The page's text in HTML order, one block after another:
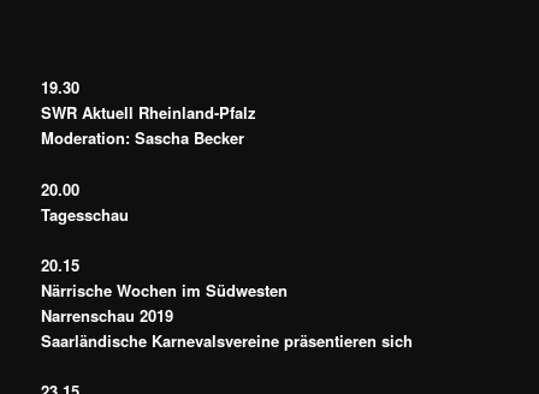
19.30
SWR Aktuell Rheinland-Pfalz
Moderation: Sascha Becker
20.00
Tagesschau
20.15
Närrische Wochen im Südwesten
Narrenschau 2019
Saarländische Karnevalsvereine präsentieren sich